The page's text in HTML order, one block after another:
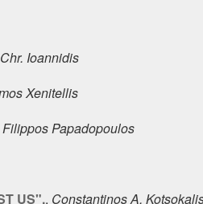
Ioannidis
Xenitellis
Filippos Papadopoulos
US"., Constantinos A.